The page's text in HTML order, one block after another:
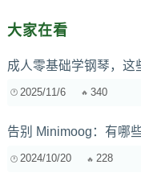
大家在看
成人零基础学钢琴，这
2025/11/6 340
告别 Minimoog：有哪
2024/10/20 228